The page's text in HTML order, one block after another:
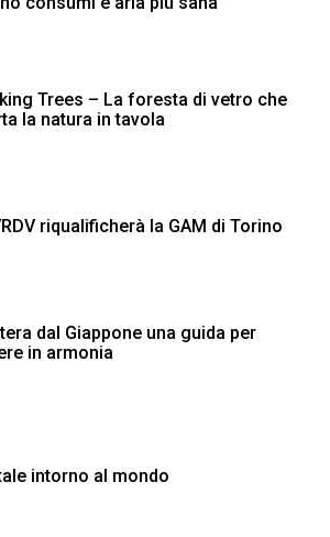
Trees – La foresta di vetro che
la natura in tavola
riqualificherà la GAM di Torino
dal Giappone una guida per
in armonia
intorno al mondo